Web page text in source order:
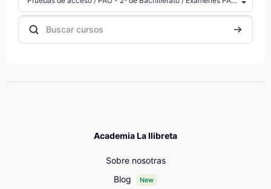
Categorías
Buscar cursos Buscar
Academia La llibreta
Sobre nosotras
Blog
New